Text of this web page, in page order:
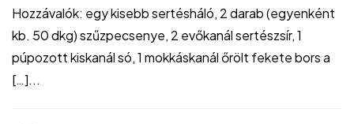
Hozzávalók: egy kisebb sertésháló, 2 darab (egyenként
kb. 50 dkg) szűzpecsenye, 2 evőkanál sertészsír, 1
púpozott kiskanál só, 1 mokkáskanál őrölt fekete bors a
[…]...